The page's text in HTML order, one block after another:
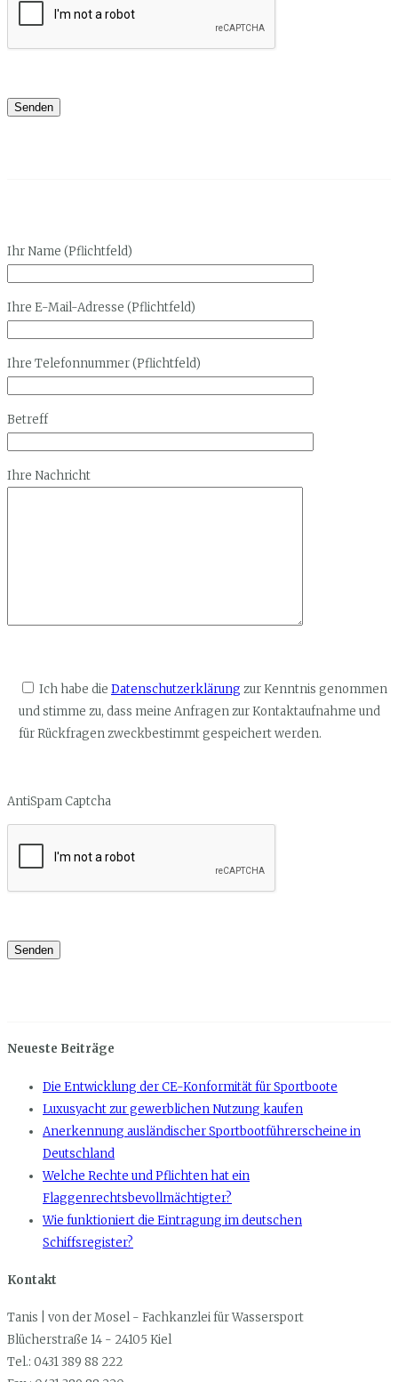
Ihr Name (Pflichtfeld)
Ihre E-Mail-Adresse (Pflichtfeld)
Ihre Telefonnummer (Pflichtfeld)
Betreff
Ihre Nachricht
Ich habe die Datenschutzerklärung zur Kenntnis genommen
und stimme zu, dass meine Anfragen zur Kontaktaufnahme und
für Rückfragen zweckbestimmt gespeichert werden.
AntiSpam Captcha
Neueste Beiträge
Die Entwicklung der CE-Konformität für Sportboote
Luxusyacht zur gewerblichen Nutzung kaufen
Anerkennung ausländischer Sportbootführerscheine in
Deutschland
Welche Rechte und Pflichten hat ein
Flaggenrechtsbevollmächtigter?
Wie funktioniert die Eintragung im deutschen
Schiffsregister?
Kontakt
Tanis | von der Mosel - Fachkanzlei für Wassersport
Blücherstraße 14 - 24105 Kiel
Tel.: 0431 389 88 222